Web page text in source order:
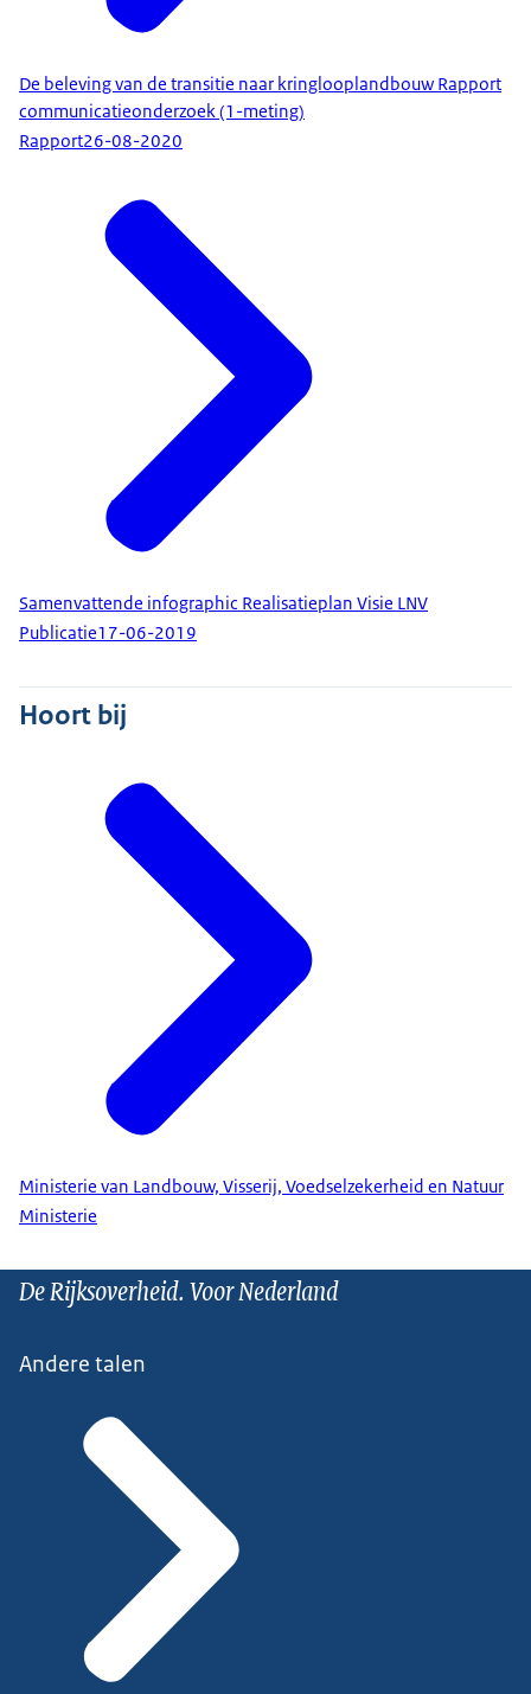
De beleving van de transitie naar kringlooplandbouw Rapport
communicatieonderzoek (1-meting)
Rapport26-08-2020
Samenvattende infographic Realisatieplan Visie LNV
Publicatie17-06-2019
Hoort bij
Ministerie van Landbouw, Visserij, Voedselzekerheid en Natuur
Ministerie
De Rijksoverheid. Voor Nederland
Andere talen